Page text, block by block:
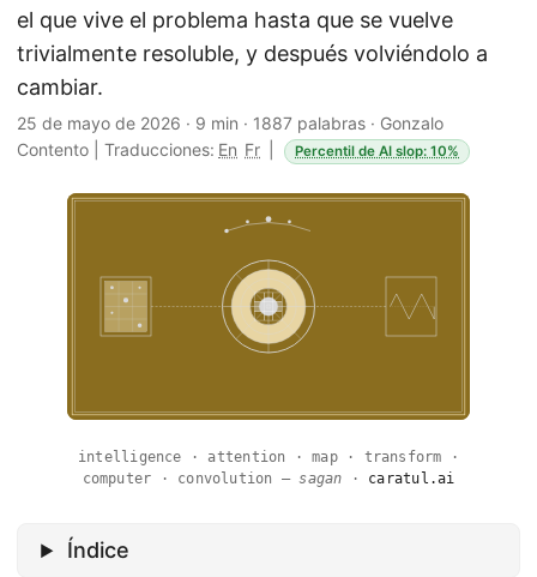
el que vive el problema hasta que se vuelve
trivialmente resoluble, y después volviéndolo a
cambiar.
25 de mayo de 2026 · 9 min · 1887 palabras · Gonzalo
Contento
Traducciones: En Fr Percentil de AI slop: 10%
intelligence · attention · map · transform ·
computer · convolution —sagan · caratul.ai
Índice